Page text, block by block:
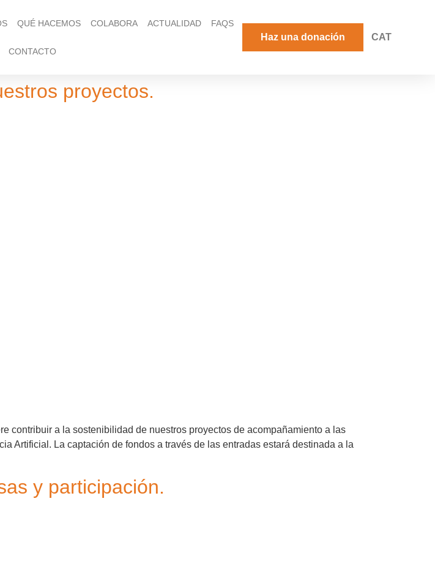
QUÉ HACEMOS COLABORA ACTUALIDAD FAQS
CONTACTO
Haz una donación CAT
proyectos.
contribuir a la sostenibilidad de nuestros proyectos de acompañamiento a las
Artificial. La captación de fondos a través de las entradas estará destinada a la
y participación.